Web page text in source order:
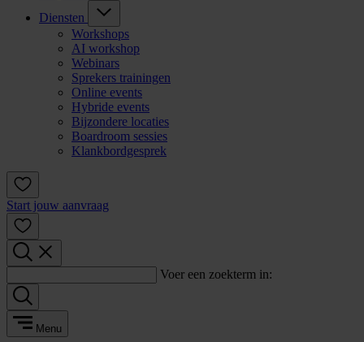
Diensten
Workshops
AI workshop
Webinars
Sprekers trainingen
Online events
Hybride events
Bijzondere locaties
Boardroom sessies
Klankbordgesprek
Start jouw aanvraag
Voer een zoekterm in:
Menu